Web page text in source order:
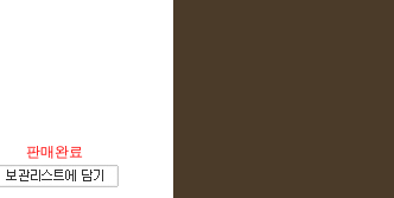
판매완료